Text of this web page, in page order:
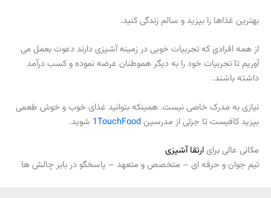
بهترین غذاها را بپزید و سالم زندگی کنید.
از همه افرادی که تجربیات خوبی در زمینه آشپزی دارند دعوت بعمل می
آوریم تا تجربیات خود را به دیگر هموطنان عرضه نموده و کسب درآمد
داشته باشند.
نیازی به مدرک خاصی نیست. همینکه بتوانید غذای خوب و خوش طعمی
بپزید کافیست تا جزئی از مدرسین1TouchFood شوید.
مکانی عالی برایارتقا آشپزی
تیم جوان و حرفه ای – متخصص و متعهد – پاسخگو در بابر چالش ها